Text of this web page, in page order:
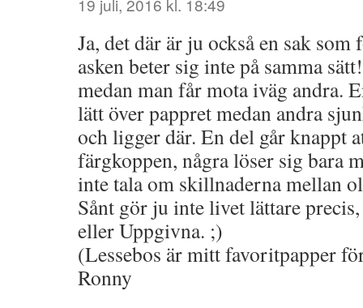
19 juli, 2016 kl. 18:49
Ja, det där är ju också en sak
asken beter sig inte på samma
medan man får mota iväg andra.
lätt över pappret medan andra
och ligger där. En del går knappt
färgkoppen, några löser sig bara
inte tala om skillnaderna mellan
Sånt gör ju inte livet lättare
eller Uppgivna. ;)
(Lessebos är mitt favoritpapper
Ronny